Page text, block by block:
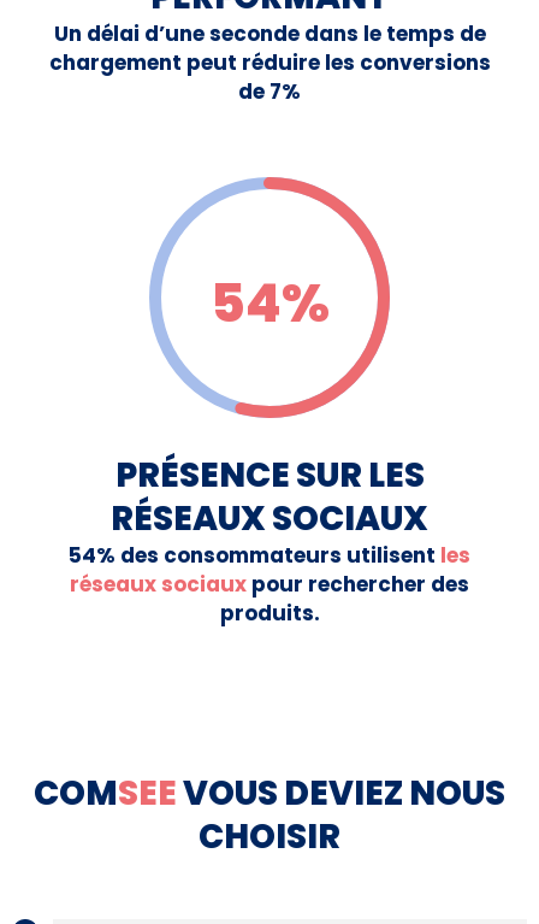
Un délai d’une seconde dans le temps de
chargement peut réduire les conversions
de 7%
54%
PRÉSENCE SUR LES
RÉSEAUX SOCIAUX
54% des consommateurs utilisent les
réseaux sociaux pour rechercher des
produits.
COMSEEVOUS DEVIEZ NOUS
CHOISIR